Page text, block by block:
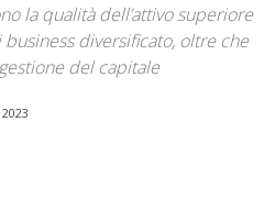
la qualità dell’attivo superiore
diversificato, oltre che
del capitale